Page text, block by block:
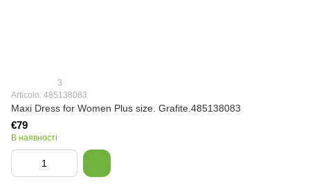
3
Articolo: 485138083
Maxi Dress for Women Plus size. Grafite.485138083
€79
В наявності